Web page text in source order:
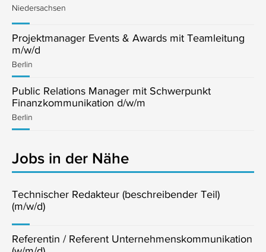
Niedersachsen
Projektmanager Events & Awards mit Teamleitung
m/w/d
Berlin
Public Relations Manager mit Schwerpunkt
Finanzkommunikation d/w/m
Berlin
Jobs in der Nähe
Technischer Redakteur (beschreibender Teil)
(m/w/d)
Referentin / Referent Unternehmenskommunikation